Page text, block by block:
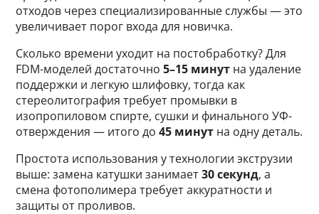
отходов через специализированные службы — это
увеличивает порог входа для новичка.
Сколько времени уходит на постобработку? Для
FDM-моделей достаточно5–15 минут на удаление
поддержки и легкую шлифовку, тогда как
стереолитография требует промывки в
изопропиловом спирте, сушки и финального УФ-
отверждения — итого до45 минут на одну деталь.
Простота использования у технологии экструзии
выше: замена катушки занимает30 секунд, а
смена фотополимера требует аккуратности и
защиты от проливов.